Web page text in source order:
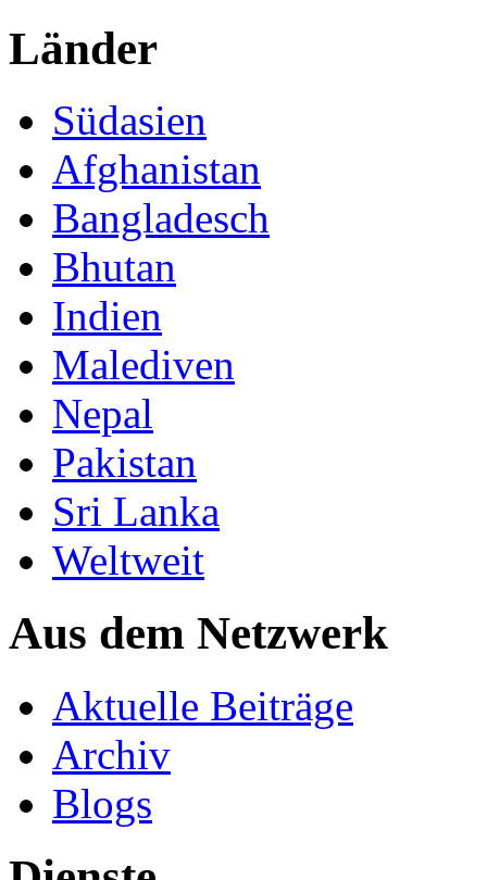
Länder
Südasien
Afghanistan
Bangladesch
Bhutan
Indien
Malediven
Nepal
Pakistan
Sri Lanka
Weltweit
Aus dem Netzwerk
Aktuelle Beiträge
Archiv
Blogs